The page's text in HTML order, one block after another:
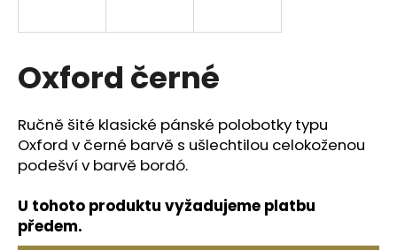
Oxford černé
Ručně šité klasické pánské polobotky typu
Oxford v černé barvě s ušlechtilou celokoženou
podešví v barvě bordó.
U tohoto produktu vyžadujeme platbu
předem.
í
t
?
HLEDAT